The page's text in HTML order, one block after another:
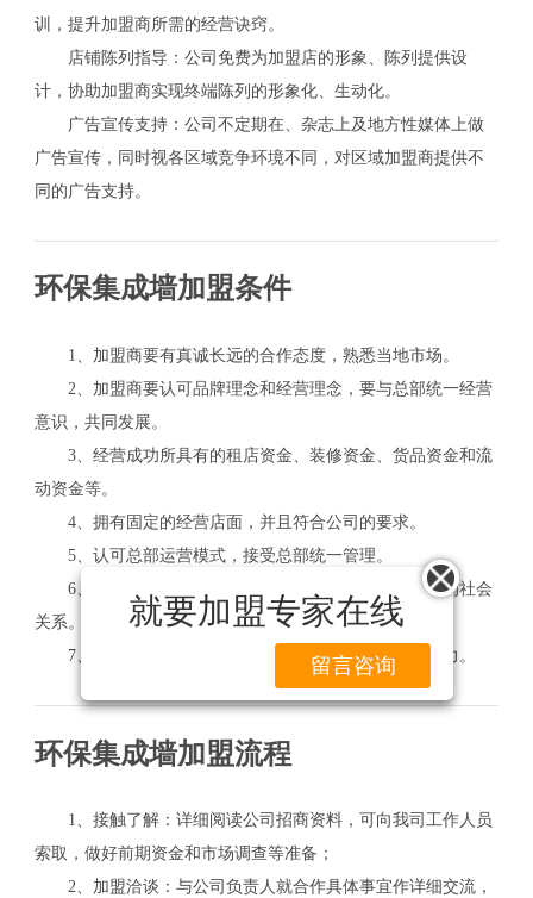
就要加盟专家在线
留言咨询
训，提升加盟商所需的经营诀窍。
店铺陈列指导：公司免费为加盟店的形象、陈列提供设
计，协助加盟商实现终端陈列的形象化、生动化。
广告宣传支持：公司不定期在、杂志上及地方性媒体上做
广告宣传，同时视各区域竞争环境不同，对区域加盟商提供不
同的广告支持。
环保集成墙加盟条件
1、加盟商要有真诚长远的合作态度，熟悉当地市场。
2、加盟商要认可品牌理念和经营理念，要与总部统一经营
意识，共同发展。
3、经营成功所具有的租店资金、装修资金、货品资金和流
动资金等。
4、拥有固定的经营店面，并且符合公司的要求。
5、认可总部运营模式，接受总部统一管理。
6、诚实守信，在当地能树立一定的口碑，拥有合格的社会
关系。
7、具有市场应变能力、竞争能力以及较好的管理能力。
环保集成墙加盟流程
1、接触了解：详细阅读公司招商资料，可向我司工作人员
索取，做好前期资金和市场调查等准备；
2、加盟洽谈：与公司负责人就合作具体事宜作详细交流，